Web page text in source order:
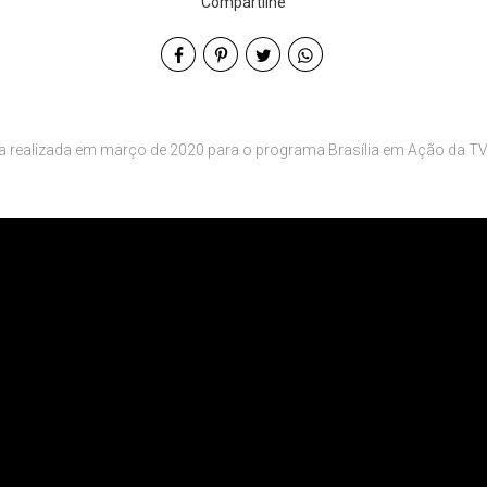
realizada em março de 2020 para o programa Brasília em Ação da TV